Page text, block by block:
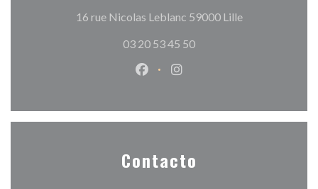
16 rue Nicolas Leblanc 59000 Lille((abre en una
03 20 53 45 50
Facebook ((abre en una nueva
Instagram ((abre en una
Contacto